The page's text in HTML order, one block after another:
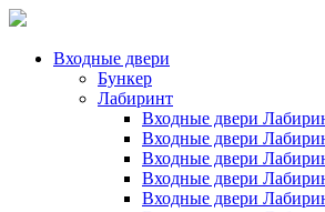
Входные двери
Бункер
Лабиринт
Входные двери
Входные двери
Входные двери
Входные двери
Входные двери